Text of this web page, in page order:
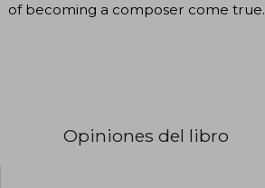
of becoming a composer come true.
Opiniones del libro